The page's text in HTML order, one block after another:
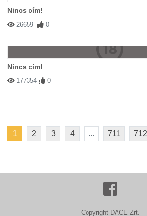
Nincs cím!
26659 0
Nincs cím!
177354 0
1 2 3 4 ... 711 712
Copyright DACE Zrt.